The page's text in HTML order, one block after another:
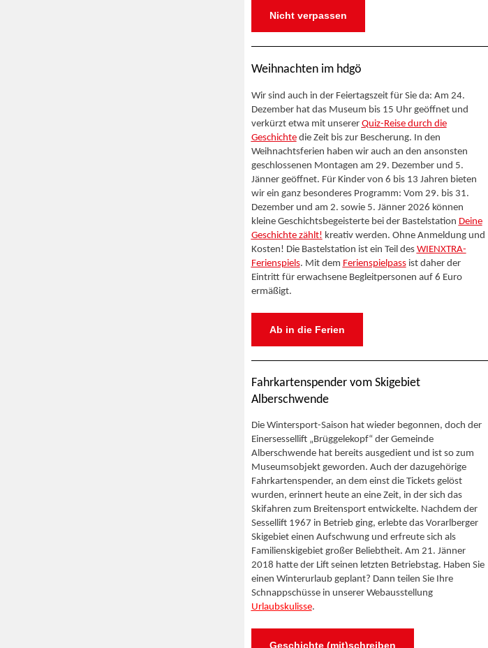
Nicht verpassen
Weihnachten im hdgö
Wir sind auch in der Feiertagszeit für Sie da: Am 24.
Dezember hat das Museum bis 15 Uhr geöffnet und
verkürzt etwa mit unserer Quiz-Reise durch die
Geschichtedie Zeit bis zur Bescherung. In den
Weihnachtsferien haben wir auch an den ansonsten
geschlossenen Montagen am 29. Dezember und 5.
Jänner geöffnet. Für Kinder von 6 bis 13 Jahren bieten
wir ein ganz besonderes Programm: Vom 29. bis 31.
Dezember und am 2. sowie 5. Jänner 2026 können
kleine Geschichtsbegeisterte bei der Bastelstation Deine
Geschichte zählt! kreativ werden. Ohne Anmeldung und
Kosten! Die Bastelstation ist ein Teil des WIENXTRA-
Ferienspiels. Mit dem Ferienspielpassist daher der
Eintritt für erwachsene Begleitpersonen auf 6 Euro
ermäßigt.
Ab in die Ferien
Fahrkartenspender vom Skigebiet
Alberschwende
Die Wintersport-Saison hat wieder begonnen, doch der
Einersessellift „Brüggelekopf“ der Gemeinde
Alberschwende hat bereits ausgedient und ist so zum
Museumsobjekt geworden. Auch der dazugehörige
Fahrkartenspender, an dem einst die Tickets gelöst
wurden, erinnert heute an eine Zeit, in der sich das
Skifahren zum Breitensport entwickelte. Nachdem der
Sessellift 1967 in Betrieb ging, erlebte das Vorarlberger
Skigebiet einen Aufschwung und erfreute sich als
Familienskigebiet großer Beliebtheit. Am 21. Jänner
2018 hatte der Lift seinen letzten Betriebstag. Haben Sie
einen Winterurlaub geplant? Dann teilen Sie Ihre
Schnappschüsse in unserer Webausstellung
Urlaubskulisse.
Geschichte (mit)schreiben